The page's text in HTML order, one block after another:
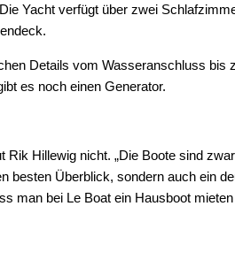
Yacht verfügt über zwei
Details vom Wasseranschluss
es noch einen Generator.
Hillewig nicht. „Die Boote sind
Überblick, sondern auch ein
man bei Le Boat ein Hausboot